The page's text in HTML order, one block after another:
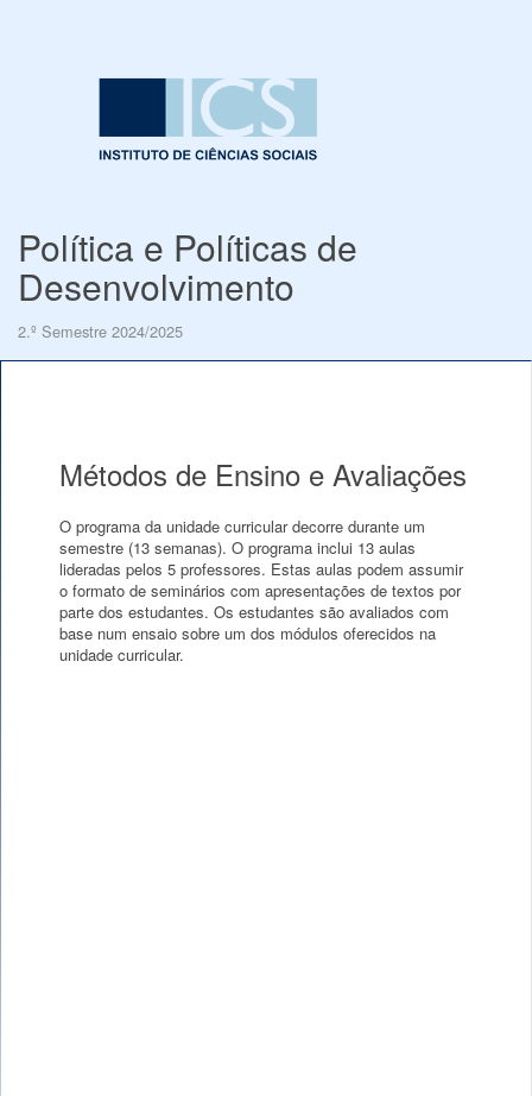
Política e Políticas de
Desenvolvimento
2.º Semestre 2024/2025
Métodos de Ensino e Avaliações
O programa da unidade curricular decorre durante um
semestre (13 semanas). O programa inclui 13 aulas
lideradas pelos 5 professores. Estas aulas podem assumir
o formato de seminários com apresentações de textos por
parte dos estudantes. Os estudantes são avaliados com
base num ensaio sobre um dos módulos oferecidos na
unidade curricular.